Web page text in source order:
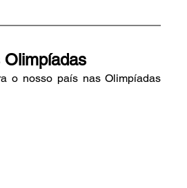
Olimpíadas
o nosso país nas Olimpíadas